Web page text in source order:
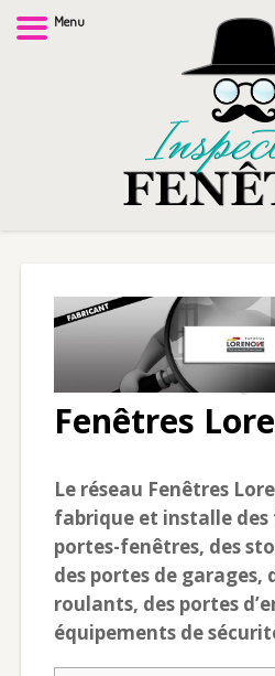
Fenêtres
Le réseau Fenêtres
fabrique et installe des
portes-fenêtres, des
des portes de garages,
roulants, des portes
équipements de
Menu